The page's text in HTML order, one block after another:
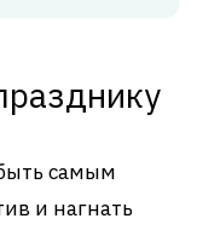
самым
и нагнать